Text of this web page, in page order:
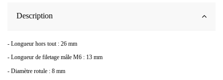
Description
- Longueur hors tout : 26 mm
- Longueur de filetage mâle M6 : 13 mm
- Diamètre rotule : 8 mm